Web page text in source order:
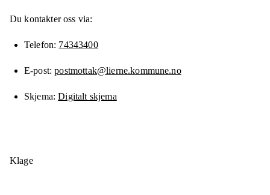
Du kontakter oss via:
Telefon 74343400
E-post postmottak@lierne.kommune.no
Skjema Digitalt skjema
Klage